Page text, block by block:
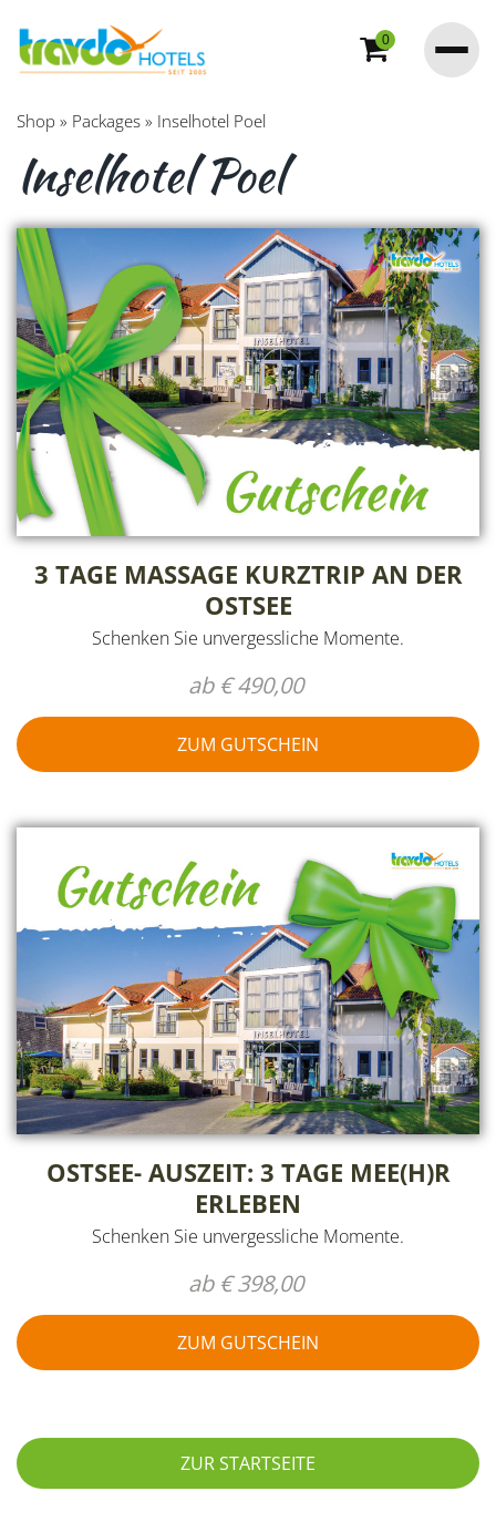
0
Shop » Packages » Inselhotel Poel
Inselhotel Poel
3 TAGE MASSAGE KURZTRIP AN DER
OSTSEE
Schenken Sie unvergessliche Momente.
ab € 490,00
ZUM GUTSCHEIN
OSTSEE- AUSZEIT: 3 TAGE MEE(H)R
ERLEBEN
Schenken Sie unvergessliche Momente.
ab € 398,00
ZUM GUTSCHEIN
ZUR STARTSEITE